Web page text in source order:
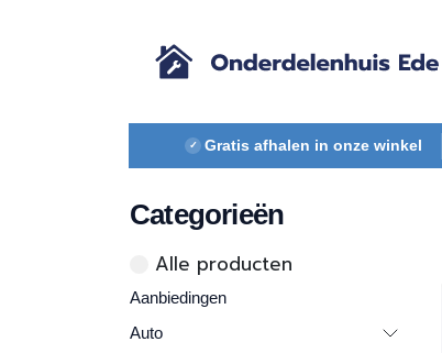
✓ Gratis afhalen in onze winkel
Categorieën
Alle ​​pr​oducten
Aanbiedingen
Auto